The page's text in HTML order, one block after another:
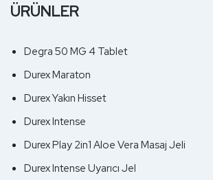
ÜRÜNLER
Degra 50 MG 4 Tablet
Durex Maraton
Durex Yakın Hisset
Durex Intense
Durex Play 2in1 Aloe Vera Masaj Jeli
Durex Intense Uyarıcı Jel